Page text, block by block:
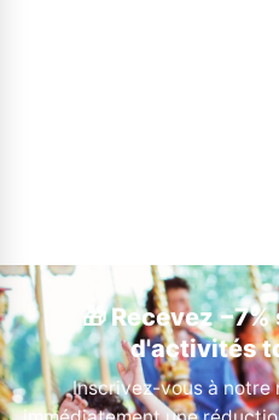
🎁 Recevez
d'activités
Inscrivez-vous à